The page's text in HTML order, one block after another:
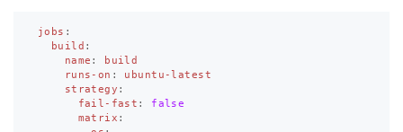
jobs :
build :
name :
build
runs-on :
ubuntu-latest
strategy :
fail-fast :
false
matrix :